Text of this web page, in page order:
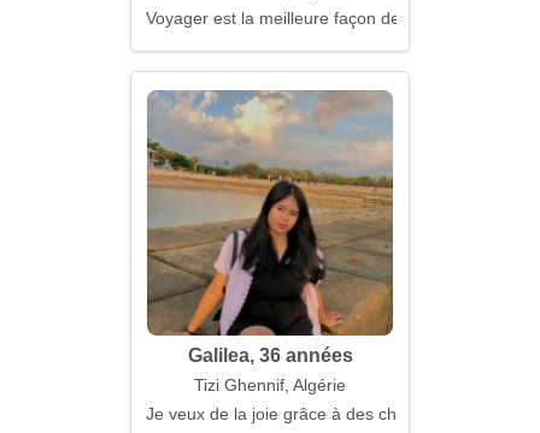
Voyager est la meilleure façon de se connaître soi-
Galilea, 36 années
Tizi Ghennif, Algérie
Je veux de la joie grâce à des choses simples